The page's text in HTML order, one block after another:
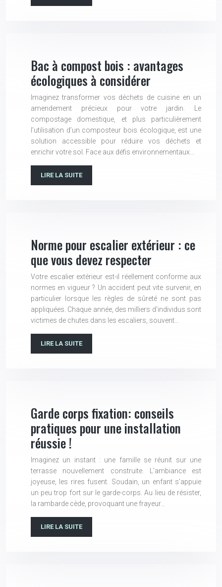
Bac à compost bois : avantages
écologiques à considérer
Imaginez transformer vos déchets de cuisine en un
amendement précieux pour votre jardin. Le
compostage domestique, et plus particulièrement
l’utilisation d’un composteur bois écologique, est une
solution accessible pour réduire vos déchets et
enrichir votre sol. Face aux défis environnementaux…
LIRE LA SUITE
Norme pour escalier extérieur : ce
que vous devez respecter
Votre escalier extérieur est-il réellement conforme aux
normes en vigueur ? Un accident peut vite survenir, en
particulier lorsque les règles de sûreté ne sont pas
appliquées. Chaque année, des milliers d’individus sont
victimes de chutes dans les escaliers, souvent…
LIRE LA SUITE
Garde corps fixation: conseils
pratiques pour une installation
réussie !
Imaginez un instant : une famille se réunit sur une
terrasse nouvellement construite. L’ambiance est
joyeuse, les rires fusent. Soudain, un enfant s’appuie
un peu trop fort sur le garde-corps. Au lieu de résister,
la rambarde cède, provoquant une frayeur…
LIRE LA SUITE